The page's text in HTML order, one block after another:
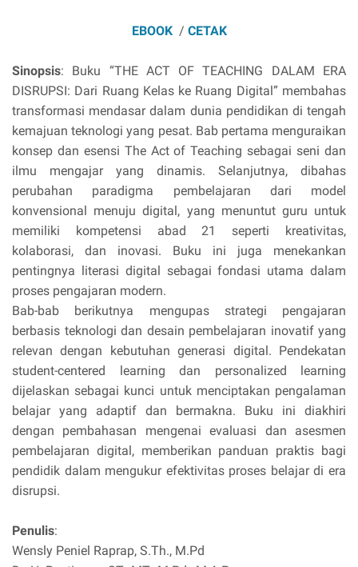
EBOOK/ CETAK
Sinopsis: Buku “THE ACT OF TEACHING DALAM ERA
DISRUPSI: Dari Ruang Kelas ke Ruang Digital” membahas
transformasi mendasar dalam dunia pendidikan di tengah
kemajuan teknologi yang pesat. Bab pertama menguraikan
konsep dan esensi The Act of Teaching sebagai seni dan
ilmu mengajar yang dinamis. Selanjutnya, dibahas
perubahan paradigma pembelajaran dari model
konvensional menuju digital, yang menuntut guru untuk
memiliki kompetensi abad 21 seperti kreativitas,
kolaborasi, dan inovasi. Buku ini juga menekankan
pentingnya literasi digital sebagai fondasi utama dalam
proses pengajaran modern.
Bab-bab berikutnya mengupas strategi pengajaran
berbasis teknologi dan desain pembelajaran inovatif yang
relevan dengan kebutuhan generasi digital. Pendekatan
student-centered learning dan personalized learning
dijelaskan sebagai kunci untuk menciptakan pengalaman
belajar yang adaptif dan bermakna. Buku ini diakhiri
dengan pembahasan mengenai evaluasi dan asesmen
pembelajaran digital, memberikan panduan praktis bagi
pendidik dalam mengukur efektivitas proses belajar di era
disrupsi.
Penulis:
Wensly Peniel Raprap, S.Th., M.Pd